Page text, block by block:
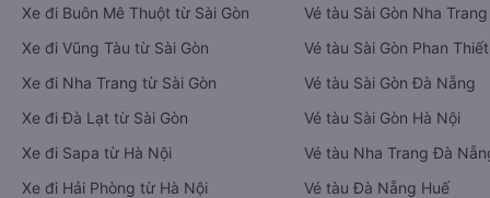
Xe đi Buôn Mê Thuột từ Sài Gòn
Xe đi Vũng Tàu từ Sài Gòn
Xe đi Nha Trang từ Sài Gòn
Xe đi Đà Lạt từ Sài Gòn
Xe đi Sapa từ Hà Nội
Xe đi Hải Phòng từ Hà Nội
Vé tàu Sài Gòn Nha Trang
Vé tàu Sài Gòn Phan Thiết
Vé tàu Sài Gòn Đà Nẵng
Vé tàu Sài Gòn Hà Nội
Vé tàu Nha Trang Đà
Vé tàu Đà Nẵng Huế